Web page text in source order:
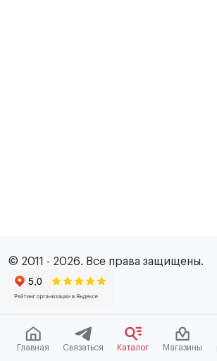
Главная Связаться Каталог Магазины
© 2011 - 2026. Все права защищены.